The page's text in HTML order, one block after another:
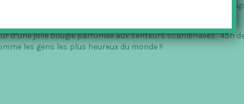
qu’on aime. La lumière chaude et scintillante d’une
d’une jolie bougie parfumée aux senteurs scandinaves . 45h
les gens les plus heureux du monde !!